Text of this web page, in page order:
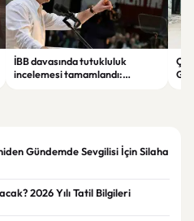
İBB davasında tutukluluk
incelemesi tamamlandı:
Gündemde Sevgilisi İçin Silaha
2026 Yılı Tatil Bilgileri